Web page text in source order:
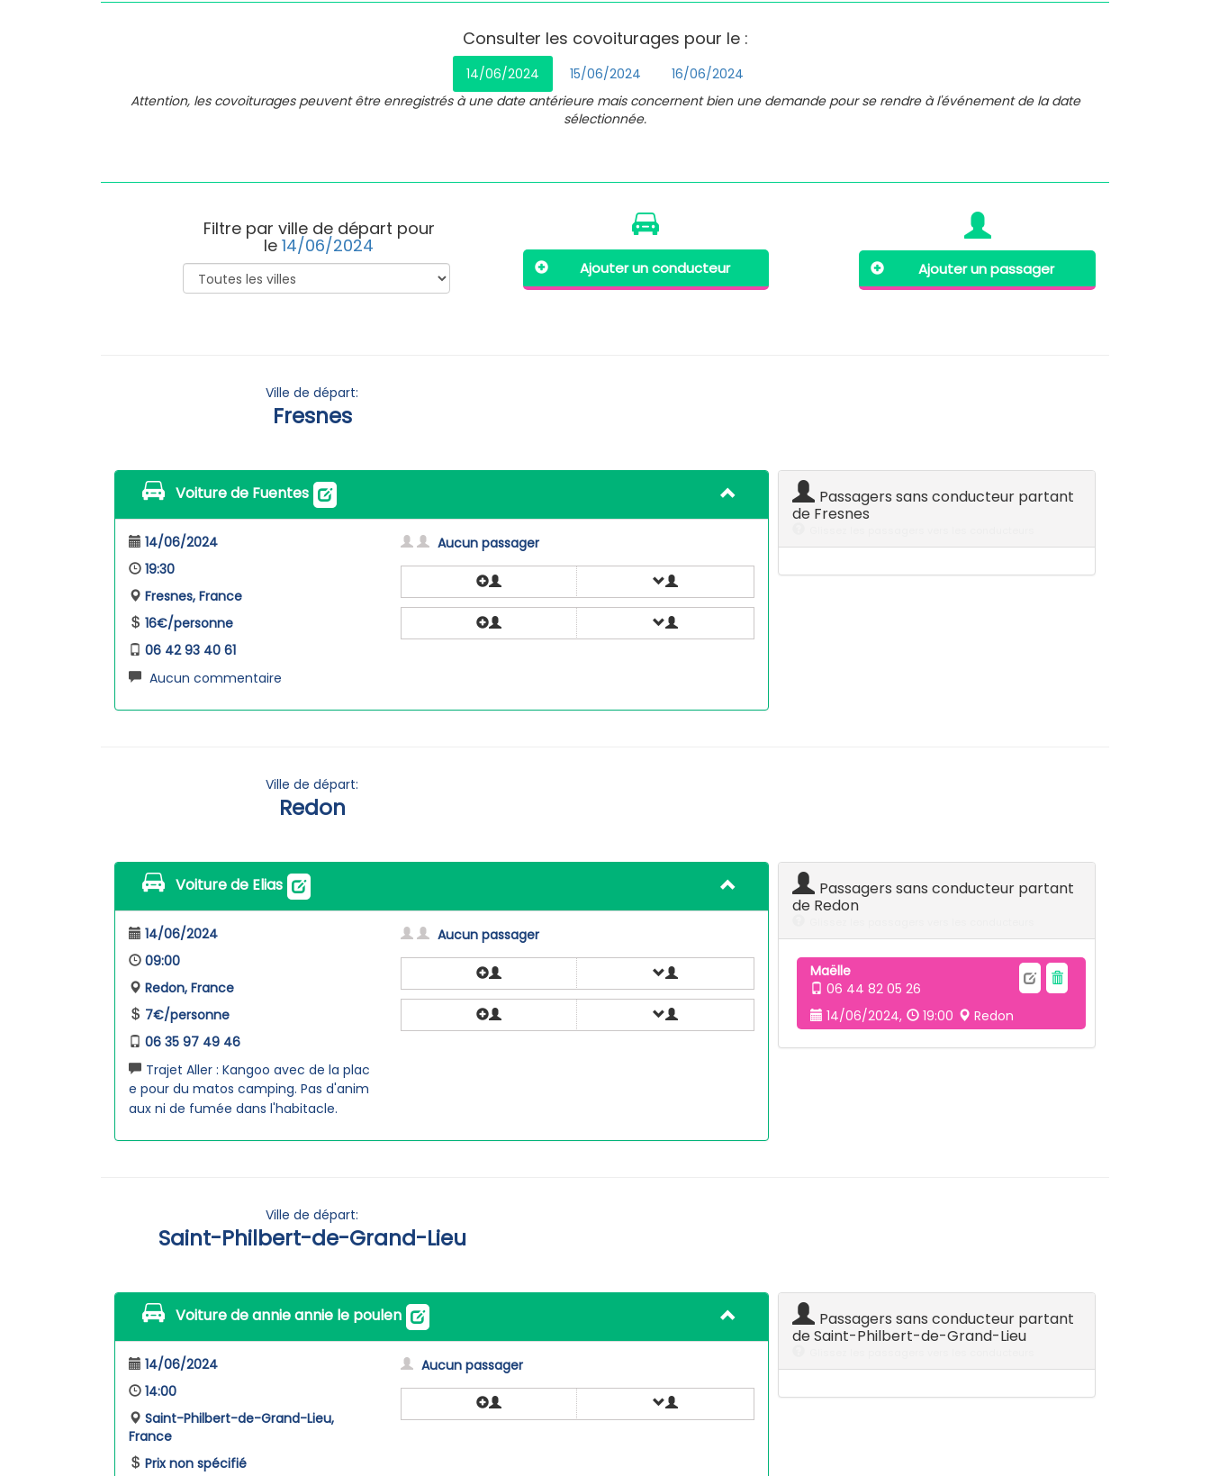
Consulter les covoiturages pour le :
14/06/2024 15/06/2024
16/06/2024
Attention, les covoiturages peuvent être enregistrés à une date antérieure mais concernent bien une demande pour se rendre à l'événement de la date
sélectionnée.
Filtre par ville de départ pour
le14/06/2024
Ajouter un conducteur Ajouter un passager
Ville de départ:
Fresnes
Voiture de Fuentes
14/06/2024
19:30
Fresnes, France
16€/personne
06 42 93 40 61
Aucun commentaire
Aucun passager
Passagers sans conducteur partant
de Fresnes
Ville de départ:
Redon
Voiture de Elias
14/06/2024
09:00
Redon, France
7€/personne
06 35 97 49 46
Trajet Aller : Kangoo avec de la plac
e pour du matos camping. Pas d'anim
aux ni de fumée dans l'habitacle.
Aucun passager
Passagers sans conducteur partant
de Redon
Maëlle
06 44 82 05 26
14/06/2024,
19:00 Redon
Ville de départ:
Saint-Philbert-de-Grand-Lieu
Voiture de annie annie le poulen
14/06/2024
14:00
Saint-Philbert-de-Grand-Lieu,
France
Prix non spécifié
Aucun passager
Passagers sans conducteur partant
de Saint-Philbert-de-Grand-Lieu